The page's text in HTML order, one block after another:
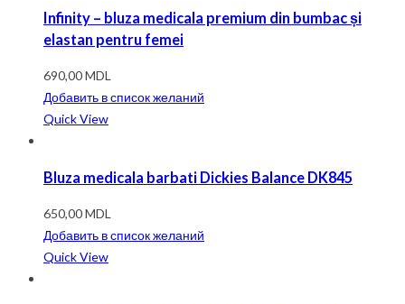
Infinity – bluza medicala premium din bumbac și
elastan pentru femei
690,00MDL
Добавить в список желаний
Quick View
Bluza medicala barbati Dickies Balance DK845
650,00MDL
Добавить в список желаний
Quick View